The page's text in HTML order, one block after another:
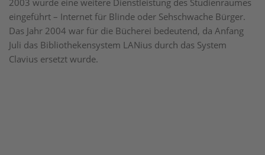
2003 wurde eine weitere Dienstleistung des Studienraumes
eingeführt – Internet für Blinde oder Sehschwache Bürger.
Das Jahr 2004 war für die Bücherei bedeutend, da Anfang
Juli das Bibliothekensystem LANius durch das System
Clavius ersetzt wurde.